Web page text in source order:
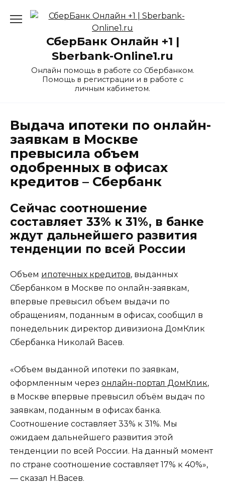
СберБанк Онлайн +1 |
Sberbank-Online1.ru
Онлайн помощь в работе со Сбербанком.
Помощь в регистрации и в работе с
личным кабинетом.
Выдача ипотеки по онлайн-
заявкам в Москве
превысила объем
одобренных в офисах
кредитов – Сбербанк
Сейчас соотношение
составляет 33% к 31%, в банке
ждут дальнейшего развития
тенденции по всей России
Объем ипотечных кредитов, выданных
Сбербанком в Москве по онлайн-заявкам,
впервые превысил объем выдачи по
обращениям, поданным в офисах, сообщил в
понедельник директор дивизиона ДомКлик
Сбербанка Николай Васев.
«Объем выданной ипотеки по заявкам,
оформленным через онлайн-портал ДомКлик,
в Москве впервые превысил объём выдач по
заявкам, поданным в офисах банка.
Соотношение составляет 33% к 31%. Мы
ожидаем дальнейшего развития этой
тенденции по всей России. На данный момент
по стране соотношение составляет 17% к 40%»,
— сказал Н.Васев.